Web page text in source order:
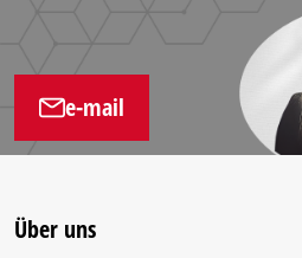
e-mail
Über uns